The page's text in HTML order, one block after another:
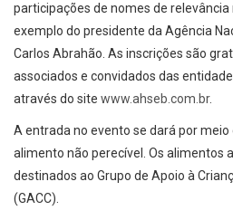
participações de nomes de relevância
exemplo do presidente da Agência
Carlos Abrahão. As inscrições são
associados e convidados das
através do site www.ahseb.com.br.
A entrada no evento se dará por meio
alimento não perecível. Os alimentos
destinados ao Grupo de Apoio à
(GACC).